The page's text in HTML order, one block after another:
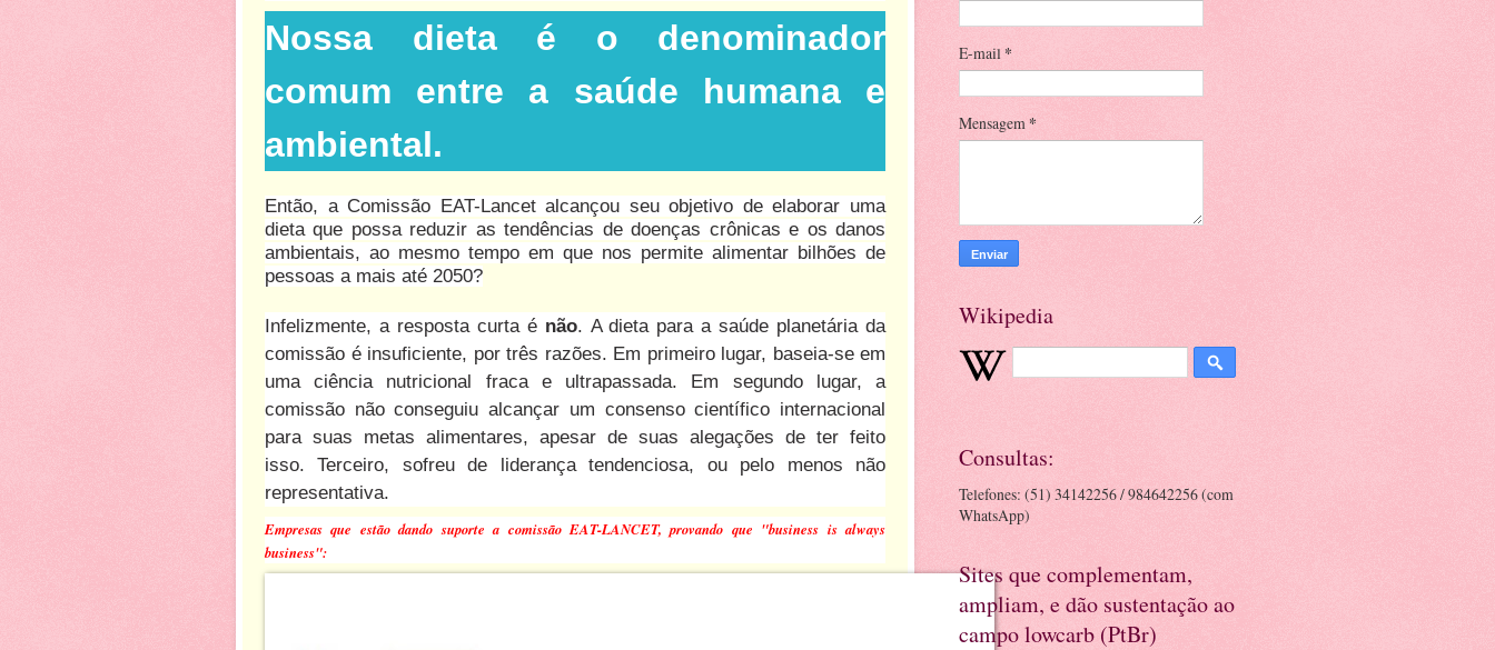
Nossa dieta é o denominador
comum entre a saúde humana e
ambiental.
Então, a Comissão EAT-Lancet alcançou seu objetivo de elaborar uma
dieta que possa reduzir as tendências de doenças crônicas e os danos
ambientais, ao mesmo tempo em que nos permite alimentar bilhões de
pessoas a mais até 2050?
Infelizmente, a resposta curta é não. A dieta para a saúde planetária da
comissão é insuficiente, por três razões. Em primeiro lugar, baseia-se em
uma ciência nutricional fraca e ultrapassada. Em segundo lugar, a
comissão não conseguiu alcançar um consenso científico internacional
para suas metas alimentares, apesar de suas alegações de ter feito
isso. Terceiro, sofreu de liderança tendenciosa, ou pelo menos não
representativa.
Empresas que estão dando suporte a comissão EAT-LANCET, provando que "business is always
business":
E-mail *
Mensagem *
Wikipedia
Consultas:
Telefones: (51) 34142256 / 984642256 (com
WhatsApp)
Sites que complementam,
ampliam, e dão sustentação ao
campo lowcarb (PtBr)